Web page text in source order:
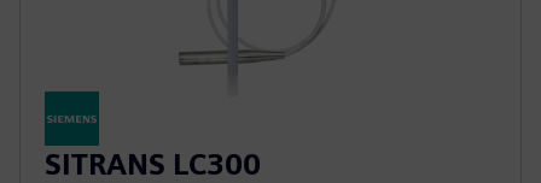
SITRANS LC300